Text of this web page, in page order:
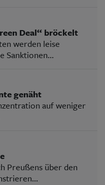
Deal“ bröckelt
werden leise
Sanktionen...
genäht
auf weniger
Preußens über den